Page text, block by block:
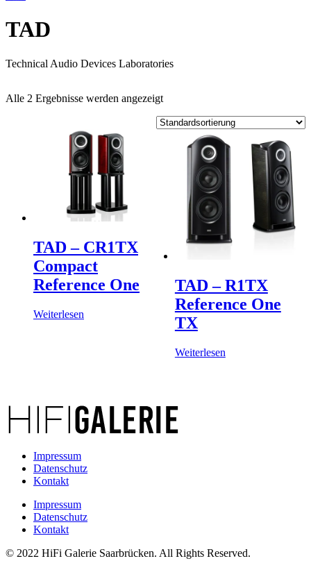
TAD
Technical Audio Devices Laboratories
Alle 2 Ergebnisse werden angezeigt
TAD – CR1TX
Compact
Reference One
Weiterlesen
TAD – R1TX
Reference One
TX
Weiterlesen
Impressum
Datenschutz
Kontakt
Impressum
Datenschutz
Kontakt
© 2022 HiFi Galerie Saarbrücken. All Rights Reserved.